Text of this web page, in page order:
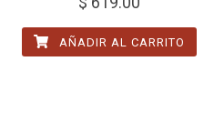
AÑADIR AL CARRITO